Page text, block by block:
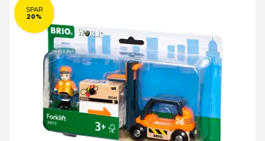
SPAR
20%